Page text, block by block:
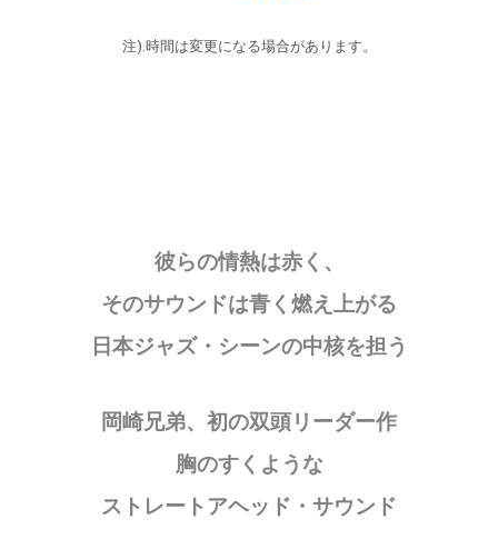
注).時間は変更になる場合があります。
彼らの情熱は赤く、
そのサウンドは青く燃え上がる
日本ジャズ・シーンの中核を担う
岡崎兄弟、初の双頭リーダー作
胸のすくような
ストレートアヘッド・サウンド